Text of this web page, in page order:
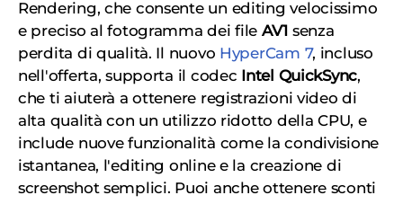
Rendering, che consente un editing velocissimo
e preciso al fotogramma dei file AV1 senza
perdita di qualità. Il nuovo HyperCam 7, incluso
nell'offerta, supporta il codec Intel QuickSync,
che ti aiuterà a ottenere registrazioni video di
alta qualità con un utilizzo ridotto della CPU, e
include nuove funzionalità come la condivisione
istantanea, l'editing online e la creazione di
screenshot semplici. Puoi anche ottenere sconti